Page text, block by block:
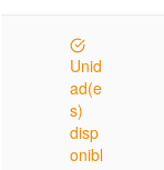
Unid
ad(e
s)
disp
onibl